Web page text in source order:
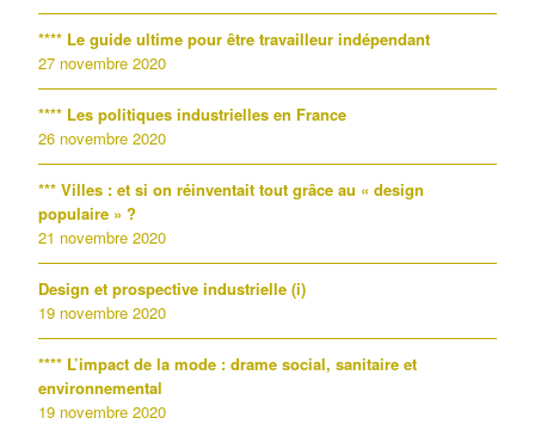
**** Le guide ultime pour être travailleur indépendant
27 novembre 2020
**** Les politiques industrielles en France
26 novembre 2020
*** Villes : et si on réinventait tout grâce au « design
populaire » ?
21 novembre 2020
Design et prospective industrielle (i)
19 novembre 2020
**** L’impact de la mode : drame social, sanitaire et
environnemental
19 novembre 2020